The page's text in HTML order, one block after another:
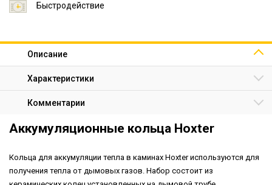
Быстродействие
Описание
Характеристики
Комментарии
Аккумуляционные кольца Hoxter
Кольца для аккумуляции тепла в каминах Hoxter используются для
получения тепла от дымовых газов. Набор состоит из